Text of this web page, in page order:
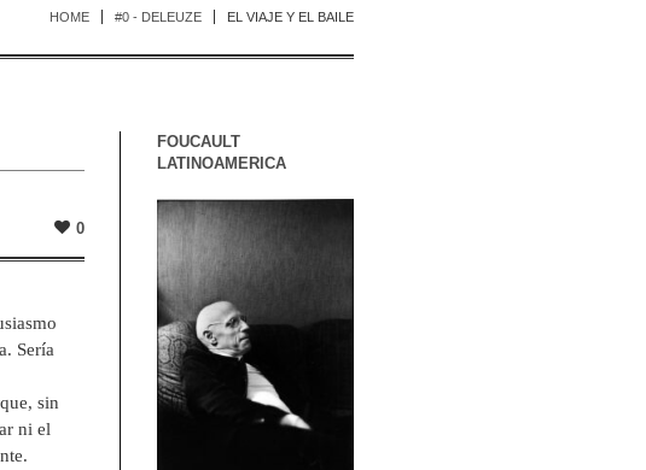
HOME #0 - DELEUZE EL VIAJE Y EL BAILE
0
Sería
sin
ni el
FOUCAULT
LATINOAMERICA